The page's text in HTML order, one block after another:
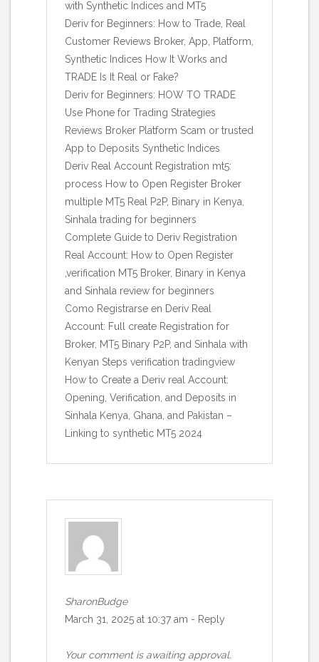
with Synthetic Indices and MT5
Deriv for Beginners: How to Trade, Real
Customer Reviews Broker, App, Platform,
Synthetic Indices How It Works and
TRADE Is It Real or Fake?
Deriv for Beginners: HOW TO TRADE
Use Phone for Trading Strategies
Reviews Broker Platform Scam or trusted
App to Deposits Synthetic Indices
Deriv Real Account Registration mt5:
process How to Open Register Broker
multiple MT5 Real P2P, Binary in Kenya,
Sinhala trading for beginners
Complete Guide to Deriv Registration
Real Account: How to Open Register
,verification MT5 Broker, Binary in Kenya
and Sinhala review for beginners
Como Registrarse en Deriv Real
Account: Full create Registration for
Broker, MT5 Binary P2P, and Sinhala with
Kenyan Steps verification tradingview
How to Create a Deriv real Account:
Opening, Verification, and Deposits in
Sinhala Kenya, Ghana, and Pakistan –
Linking to synthetic MT5 2024
SharonBudge
March 31, 2025 at 10:37 am - Reply
Your comment is awaiting approval.